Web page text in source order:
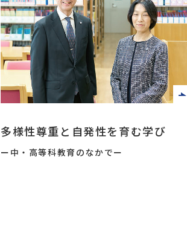
多様性尊重と自発性を育む学び
ー中・高等科教育のなかでー